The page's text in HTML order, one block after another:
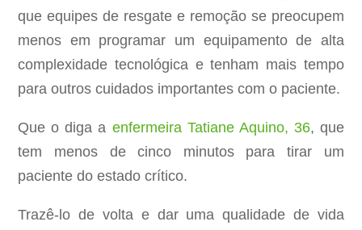
que equipes de resgate e remoção se preocupem
menos em programar um equipamento de alta
complexidade tecnológica e tenham mais tempo
para outros cuidados importantes com o paciente.
Que o diga a enfermeira Tatiane Aquino, 36, que
tem menos de cinco minutos para tirar um
paciente do estado crítico.
Trazê-lo de volta e dar uma qualidade de vida